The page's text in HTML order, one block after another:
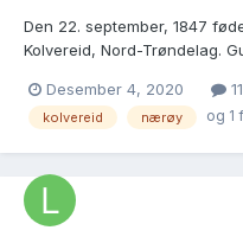
Den 22. september, 1847
Kolvereid, Nord-Trøndelag.
Rosø og pige Johanna Marie
bekreftes ved
Desember 4, 2020
kolvereid nærøy og 1